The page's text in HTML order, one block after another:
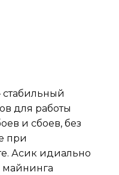
стабильный
для работы
и сбоев, без
при
Асик идиально
майнинга